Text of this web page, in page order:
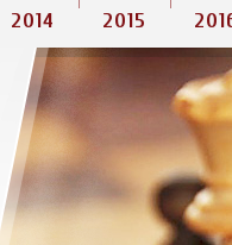
2015
2014